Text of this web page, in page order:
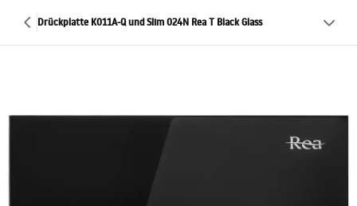
Drückplatte K011A-Q und Slim 024N Rea T Black Glass